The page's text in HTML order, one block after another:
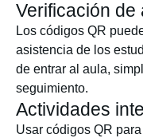
Verificación de
Los códigos QR
asistencia de los
de entrar al aula,
seguimiento.
Actividades
Usar códigos QR